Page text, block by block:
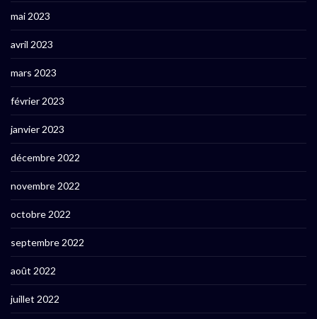
mai 2023
avril 2023
mars 2023
février 2023
janvier 2023
décembre 2022
novembre 2022
octobre 2022
septembre 2022
août 2022
juillet 2022